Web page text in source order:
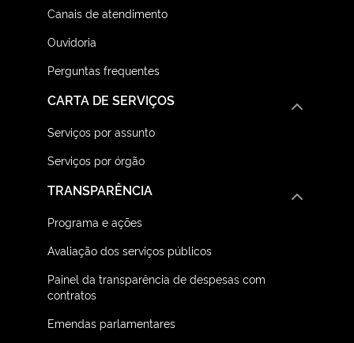
Canais de atendimento
Ouvidoria
Perguntas frequentes
CARTA DE SERVIÇOS
Serviços por assunto
Serviços por órgão
TRANSPARÊNCIA
Programa e ações
Avaliação dos serviços públicos
Painel da transparência de despesas com
contratos
Emendas parlamentares